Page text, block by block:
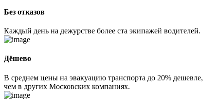
Без отказов
Каждый день на дежурстве более ста экипажей водителей.
Дёшево
В среднем цены на эвакуацию транспорта до 20% дешевле,
чем в других Московских компаниях.